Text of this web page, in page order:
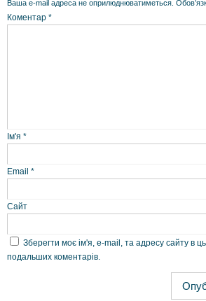
Ваша e-mail адреса не оприлюднюватиметься.
Коментар *
Ім'я *
Email *
Сайт
Зберегти моє ім'я, e-mail, та адресу сайту в
подальших коментарів.